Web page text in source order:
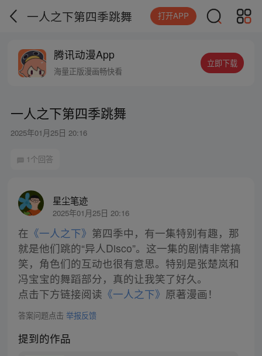
一人之下第四季跳舞 打开APP
腾讯动漫App
海量正版漫画畅快看
立即下载
一人之下第四季跳舞
2025年01月25日 20:16
1个回答
星尘笔迹
2025年01月25日 20:16
在 《一人之下》 第四季中，有一集特别有趣，那
就是他们跳的“异人Disco”。这一集的剧情非常搞
笑，角色们的互动也很有意思。特别是张楚岚和
冯宝宝的舞蹈部分，真的让我笑了好久。
点击下方链接阅读 《一人之下》 原著漫画！
答案问题点击 举报反馈
提到的作品